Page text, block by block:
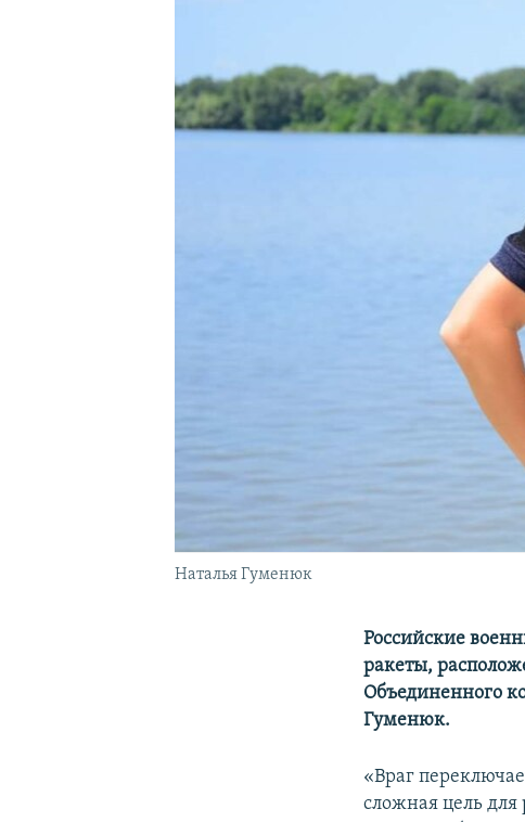
УКРАИНСКАЯ ПРОБЛЕМА КРЫМА
Наталья Гуменюк
Российские
ракеты,
Объединенного
Гуменюк.
«Враг
сложная цель